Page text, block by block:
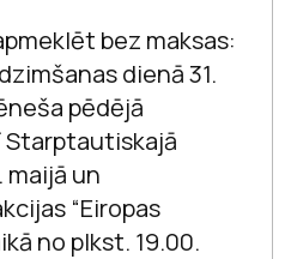
bez maksas:
dienā 31.
pēdējā
Starptautiskajā
maijā un
“Eiropas
no plkst. 19.00.